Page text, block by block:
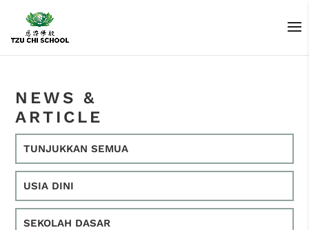
NEWS &
ARTICLE
TUNJUKKAN SEMUA
USIA DINI
SEKOLAH DASAR